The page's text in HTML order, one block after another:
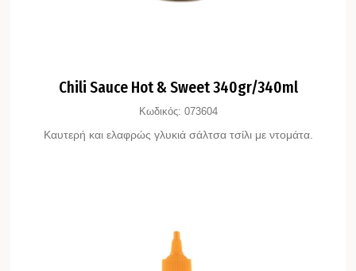
Chili Sauce Hot & Sweet 340gr/340ml
Κωδικός: 073604
Καυτερή και ελαφρώς γλυκιά σάλτσα τσίλι με ντομάτα.